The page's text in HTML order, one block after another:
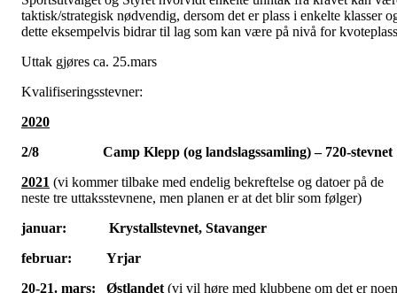
taktisk/strategisk nødvendig, dersom det er plass i enkelte klasser
dette eksempelvis bidrar til lag som kan være på nivå for
Uttak gjøres ca. 25.mars
Kvalifiseringsstevner:
2020
2/8 Camp Klepp (og landslagssamling) – 720-stevnet
2021 (vi kommer tilbake med endelig bekreftelse og datoer på de
neste tre uttaksstevnene, men planen er at det blir som følger)
januar: Krystallstevnet, Stavanger
februar: Yrjar
20-21. mars: Østlandet (vi vil høre med klubbene om det er noen